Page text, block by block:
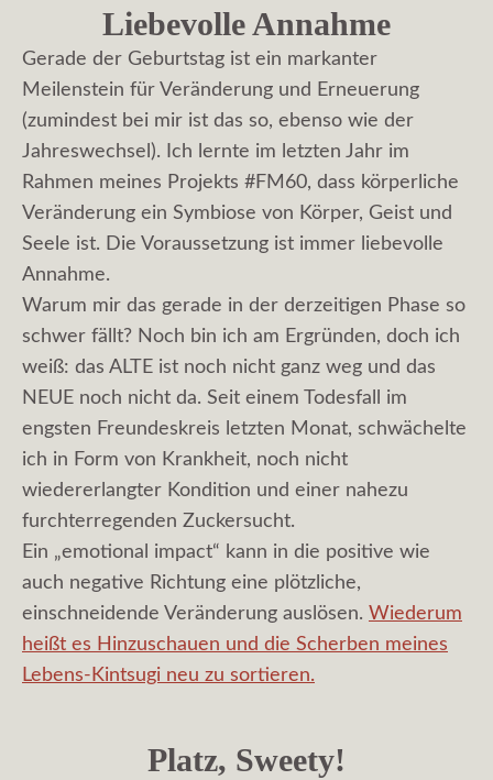
Liebevolle Annahme
Gerade der Geburtstag ist ein markanter
Meilenstein für Veränderung und Erneuerung
(zumindest bei mir ist das so, ebenso wie der
Jahreswechsel). Ich lernte im letzten Jahr im
Rahmen meines Projekts #FM60, dass körperliche
Veränderung ein Symbiose von Körper, Geist und
Seele ist. Die Voraussetzung ist immer liebevolle
Annahme.
Warum mir das gerade in der derzeitigen Phase so
schwer fällt? Noch bin ich am Ergründen, doch ich
weiß: das ALTE ist noch nicht ganz weg und das
NEUE noch nicht da. Seit einem Todesfall im
engsten Freundeskreis letzten Monat, schwächelte
ich in Form von Krankheit, noch nicht
wiedererlangter Kondition und einer nahezu
furchterregenden Zuckersucht.
Ein „emotional impact“ kann in die positive wie
auch negative Richtung eine plötzliche,
einschneidende Veränderung auslösen. Wiederum
heißt es Hinzuschauen und die Scherben meines
Lebens-Kintsugi neu zu sortieren.
Platz, Sweety!